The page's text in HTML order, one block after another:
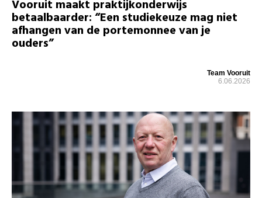
Vooruit maakt praktijkonderwijs
betaalbaarder: “Een studiekeuze mag niet
afhangen van de portemonnee van je
ouders”
Team Vooruit
6.06.2026